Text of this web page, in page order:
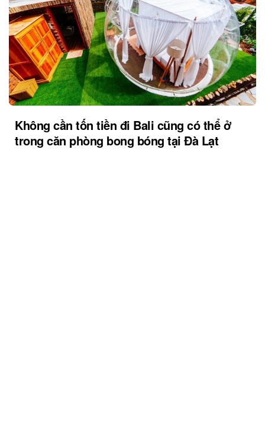
Không cần tốn tiền đi Bali cũng có thể ở
trong căn phòng bong bóng tại Đà Lạt